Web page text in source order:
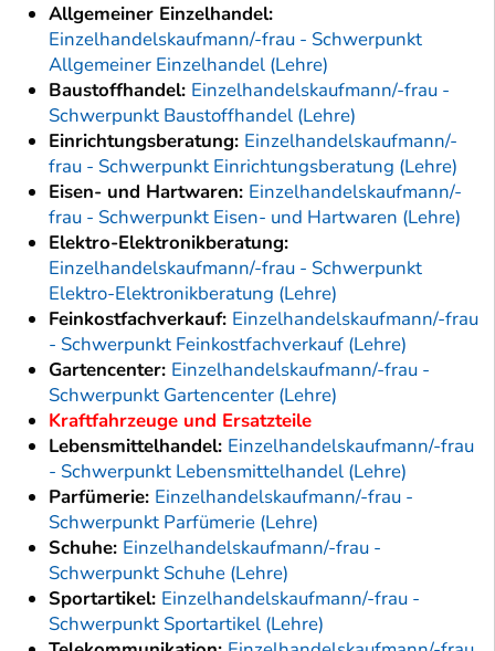
Allgemeiner Einzelhandel:
Einzelhandelskaufmann/-frau - Schwerpunkt
Allgemeiner Einzelhandel (Lehre)
Baustoffhandel: Einzelhandelskaufmann/-frau -
Schwerpunkt Baustoffhandel (Lehre)
Einrichtungsberatung: Einzelhandelskaufmann/-
frau - Schwerpunkt Einrichtungsberatung (Lehre)
Eisen- und Hartwaren: Einzelhandelskaufmann/-
frau - Schwerpunkt Eisen- und Hartwaren (Lehre)
Elektro-Elektronikberatung:
Einzelhandelskaufmann/-frau - Schwerpunkt
Elektro-Elektronikberatung (Lehre)
Feinkostfachverkauf: Einzelhandelskaufmann/-frau
- Schwerpunkt Feinkostfachverkauf (Lehre)
Gartencenter: Einzelhandelskaufmann/-frau -
Schwerpunkt Gartencenter (Lehre)
Kraftfahrzeuge und Ersatzteile
Lebensmittelhandel: Einzelhandelskaufmann/-frau
- Schwerpunkt Lebensmittelhandel (Lehre)
Parfümerie: Einzelhandelskaufmann/-frau -
Schwerpunkt Parfümerie (Lehre)
Schuhe: Einzelhandelskaufmann/-frau -
Schwerpunkt Schuhe (Lehre)
Sportartikel: Einzelhandelskaufmann/-frau -
Schwerpunkt Sportartikel (Lehre)